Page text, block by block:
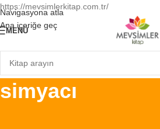
https://mevsimlerkitap.com.tr/
Navigasyona atla
Ana içeriğe geç
MENÜ
simyacı